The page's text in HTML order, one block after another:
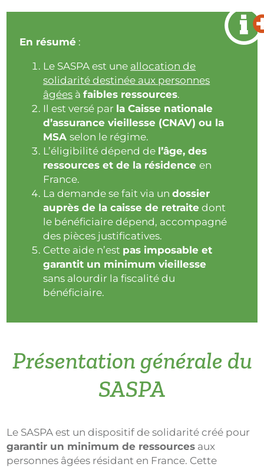
En résumé :
Le SASPA est une allocation de
solidarité destinée aux personnes
âgées àfaibles ressources.
Il est versé par la Caisse nationale
d’assurance vieillesse (CNAV) ou la
MSAselon le régime.
L’éligibilité dépend de l’âge, des
ressources et de la résidenceen
France.
La demande se fait via undossier
auprès de la caisse de retraite dont
le bénéficiaire dépend, accompagné
des pièces justificatives.
Cette aide n’est pas imposable et
garantit un minimum vieillesse
sans alourdir la fiscalité du
bénéficiaire.
Présentation générale du
SASPA
Le SASPA est un dispositif de solidarité créé pour
garantir un minimum de ressources aux
personnes âgées résidant en France. Cette